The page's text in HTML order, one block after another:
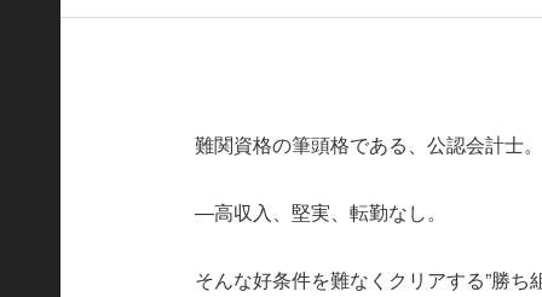
難関資格の筆頭格である、公認会計士
―高収入、堅実、転勤なし。
そんな好条件を難なくクリアする”勝